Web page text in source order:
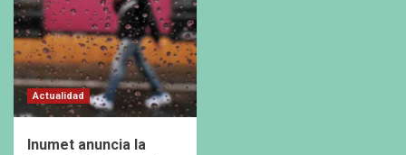
Actualidad
Inumet anuncia la